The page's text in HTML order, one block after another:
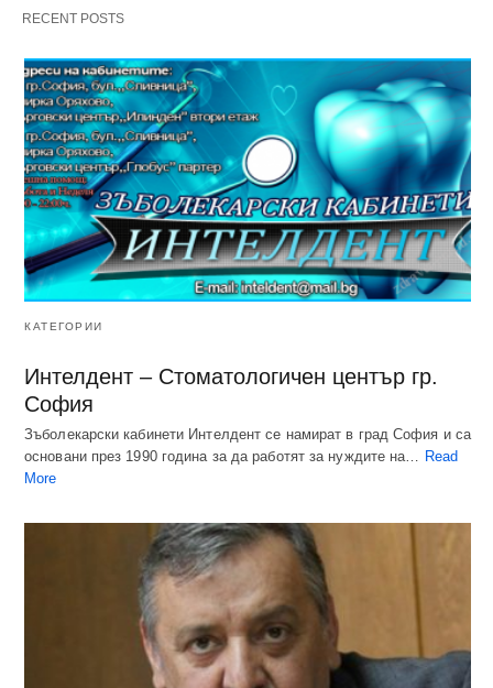
RECENT POSTS
КАТЕГОРИИ
Интелдент – Стоматологичен център гр.
София
Зъболекарски кабинети Интелдент се намират в град София и са
основани през 1990 година за да работят за нуждите на… Read
More